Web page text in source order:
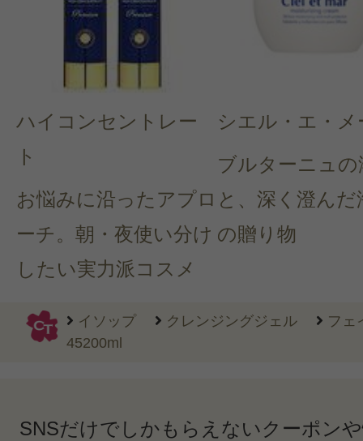
ハイコンセントレー
ト
お悩みに沿ったアプロ
ーチ。朝・夜使い分け
したい実力派コスメ
シエル・エ・メ
ブルターニュの
と、深く澄んだ
の贈り物
イソップ クレンジングジェル
フェ
45200ml
SNSだけでしかもらえないクーポン